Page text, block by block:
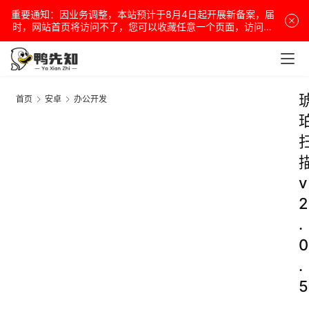
重要通知：因业务调整，本站预计于8月4日起开展新备案，届
时，网站首页将访问不了，您可以收藏任意一个页面，访问网
站！
首页 安卓 办公开发
v
2
.
0
.
5